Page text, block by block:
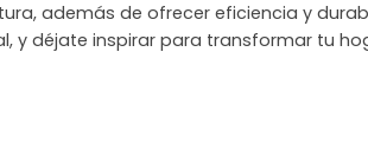
además de ofrecer eficiencia y
y déjate inspirar para transformar tu